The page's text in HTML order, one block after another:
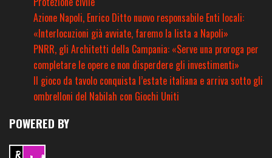
Azione Napoli, Enrico Ditto nuovo responsabile Enti locali:
«Interlocuzioni già avviate, faremo la lista a Napoli»
PNRR, gli Architetti della Campania: «Serve una proroga per
completare le opere e non disperdere gli investimenti»
Il gioco da tavolo conquista l’estate italiana e arriva sotto gli
ombrelloni del Nabilah con Giochi Uniti
POWERED BY